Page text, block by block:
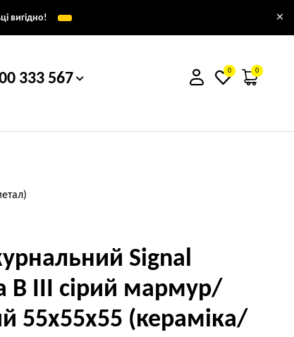
вигідно! ×
333 567 0 0
Signal
B III сірий мармур/
55х55х55 (кераміка/